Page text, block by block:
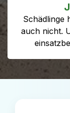
Schädlinge
auch nicht.